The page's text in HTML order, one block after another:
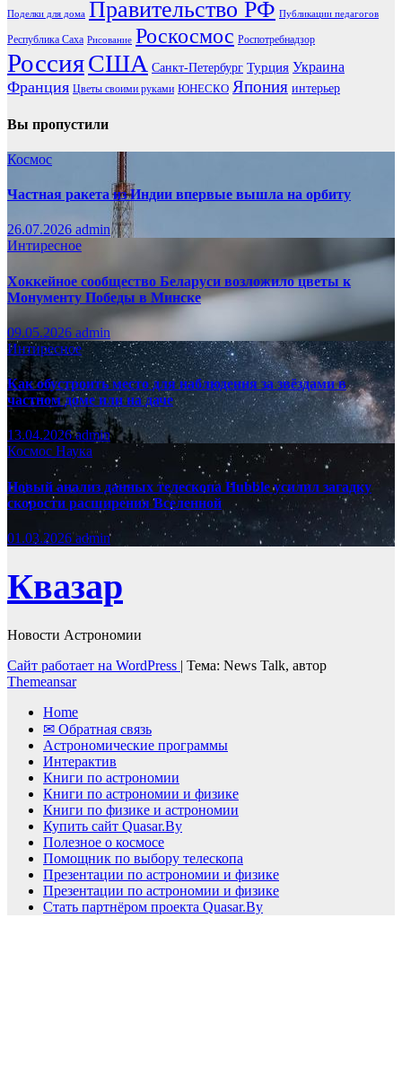
Поделки для дома Правительство РФ Публикации педагогов
Республика Саха Рисование Роскосмос Роспотребнадзор
РоссияСША Санкт-Петербург Турция Украина
Франция Цветы своими руками ЮНЕСКО Япония интерьер
Вы пропустили
Космос
Частная ракета из Индии впервые вышла на орбиту
26.07.2026 admin
Интиресное
Хоккейное сообщество Беларуси возложило цветы к
Монументу Победы в Минске
09.05.2026 admin
Интиресное
Как обустроить место для наблюдения за звёздами в
частном доме или на даче
13.04.2026admin
Космос Наука
Новый анализ данных телескопа Hubble усилил загадку
скорости расширения Вселенной
01.03.2026admin
Квазар
Новости Астрономии
Сайт работает на WordPress | Тема: News Talk, автор
Themeansar
Home
✉ Обратная связь
Астрономические программы
Интерактив
Книги по астрономии
Книги по астрономии и физике
Книги по физике и астрономии
Купить сайт Quasar.By
Полезное о космосе
Помощник по выбору телескопа
Презентации по астрономии и физике
Презентации по астрономии и физике
Стать партнёром проекта Quasar.By